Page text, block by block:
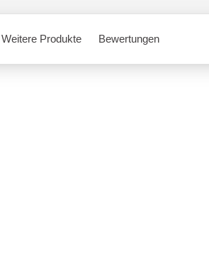
Weitere Produkte Bewertungen